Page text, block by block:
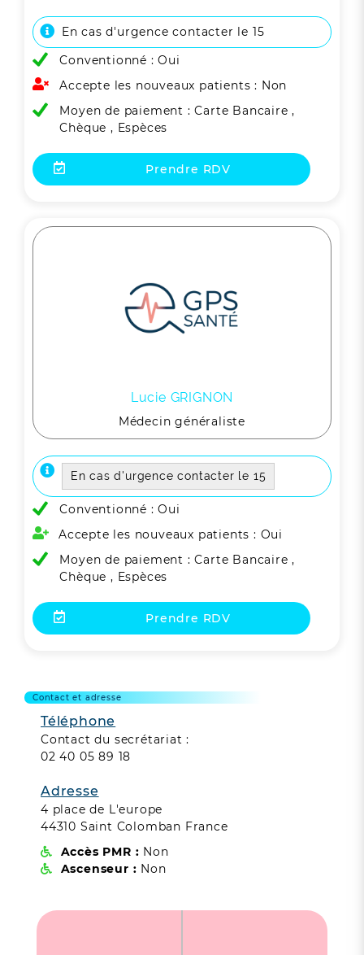
En cas d'urgence contacter le 15
Conventionné : Oui
Accepte les nouveaux patients : Non
Moyen de paiement : Carte Bancaire ,
Chèque , Espèces
Prendre RDV
Lucie GRIGNON
Médecin généraliste
En cas d'urgence contacter le 15
Conventionné : Oui
Accepte les nouveaux patients : Oui
Moyen de paiement : Carte Bancaire ,
Chèque , Espèces
Prendre RDV
Contact et adresse
Téléphone
Contact du secrétariat :
02 40 05 89 18
Adresse
4 place de L'europe
44310 Saint Colomban France
Accès PMR : Non
Ascenseur : Non